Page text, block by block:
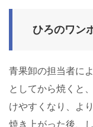
ひろのワン
青果卸の担当者に
としてから焼くと
けやすくなり、よ
焼き上がった後、